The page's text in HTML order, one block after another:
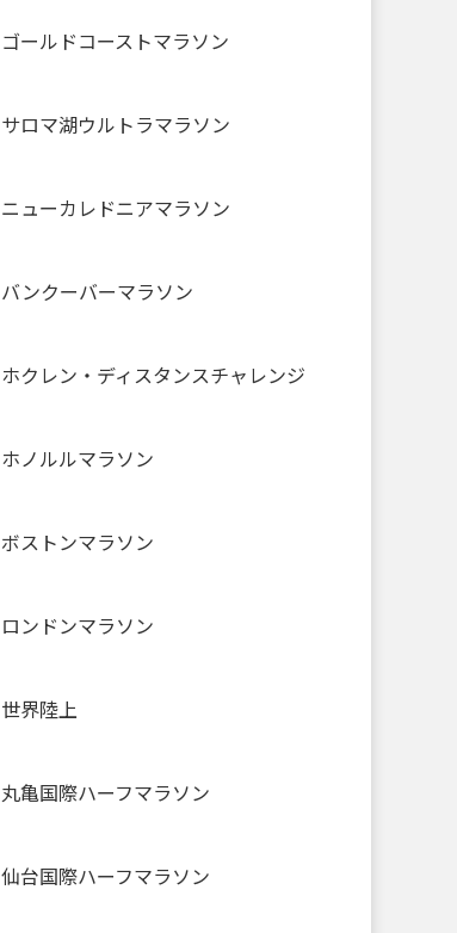
ゴールドコーストマラソン
サロマ湖ウルトラマラソン
ニューカレドニアマラソン
バンクーバーマラソン
ホクレン・ディスタンスチャレンジ
ホノルルマラソン
ボストンマラソン
ロンドンマラソン
世界陸上
丸亀国際ハーフマラソン
仙台国際ハーフマラソン